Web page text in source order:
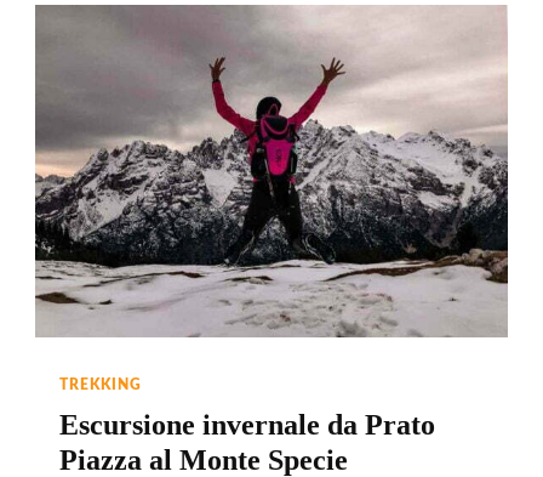
TREKKING
Escursione invernale da Prato
Piazza al Monte Specie